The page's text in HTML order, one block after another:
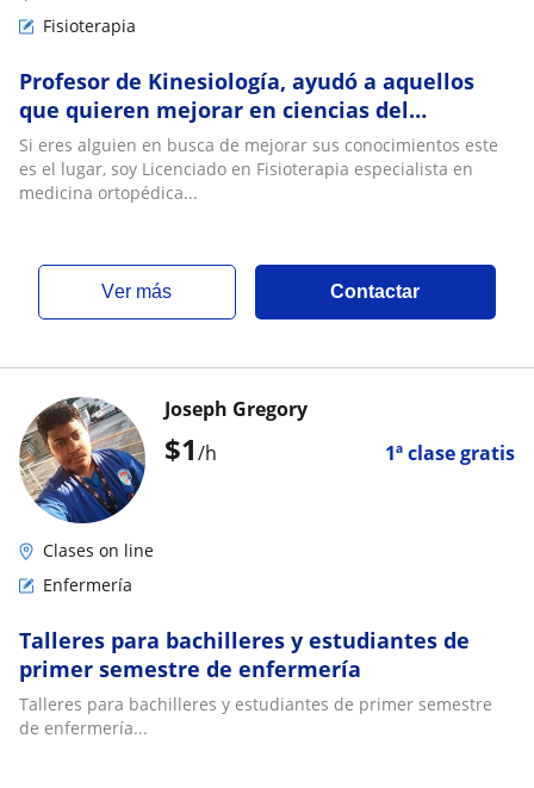
Fisioterapia
Profesor de Kinesiología, ayudó a aquellos
que quieren mejorar en ciencias del
movimiento
Si eres alguien en busca de mejorar sus conocimientos este
es el lugar, soy Licenciado en Fisioterapia especialista en
medicina ortopédica...
ver más Contactar
$1/h 1ª clase gratis
Joseph Gregory
Clases on line
Enfermería
Talleres para bachilleres y estudiantes de
primer semestre de enfermería
Talleres para bachilleres y estudiantes de primer semestre
de enfermería...